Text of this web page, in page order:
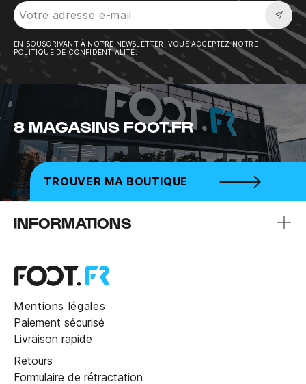
EN SOUSCRIVANT À NOTRE NEWSLETTER, VOUS ACCEPTEZ NOTRE
POLITIQUE DE CONFIDENTIALITÉ.
8 MAGASINS FOOT.FR
TROUVER MA BOUTIQUE
INFORMATIONS
Mentions légales
Paiement sécurisé
Livraison rapide
Retours
Formulaire de rétractation